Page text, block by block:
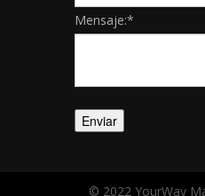
Mensaje:*
© 2022 YourWay